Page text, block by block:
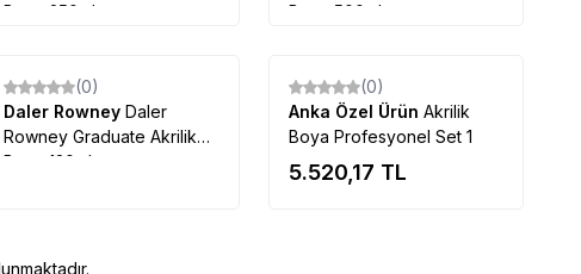
Boya 250ml
Boya 500ml
(0)
Daler Rowney Daler
Rowney Graduate Akrilik
Boya 120ml
(0)
Anka Özel Ürün Akrilik
Boya Profesyonel Set 1
5.520,17 TL